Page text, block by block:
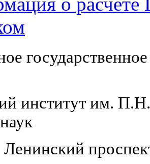
институт им.